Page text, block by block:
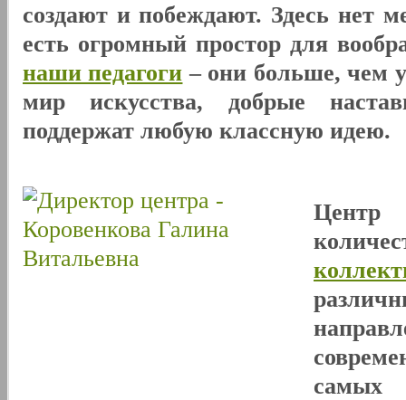
создают и побеждают. Здесь нет
есть огромный простор для
наши педагоги – они больше, чем
мир искусства, добрые
поддержат любую классную идею.
самых